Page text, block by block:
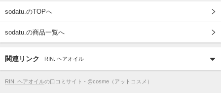
sodatu.のTOPへ
sodatu.の商品一覧へ
関連リンク RIN. ヘアオイル
RIN. ヘアオイルの口コミサイト - @cosme（アットコスメ）